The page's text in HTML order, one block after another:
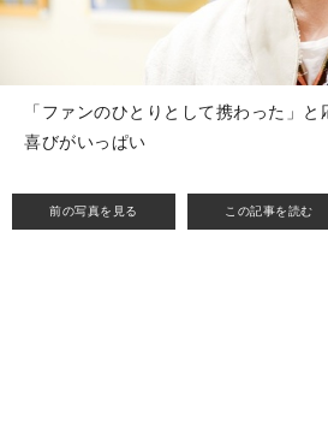
前の写真を見る この記事を読む
「ファンのひとりとして携わった」
喜びがいっぱい